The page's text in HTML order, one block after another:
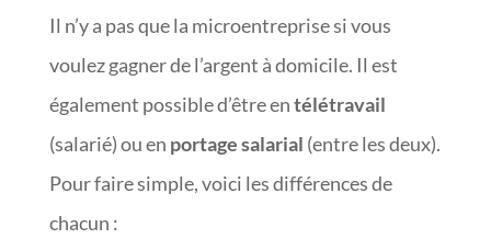
Il n’y a pas que la microentreprise si vous
voulez gagner de l’argent à domicile. Il est
également possible d’être entélétravail
(salarié) ou en portage salarial (entre les deux).
Pour faire simple, voici les différences de
chacun :